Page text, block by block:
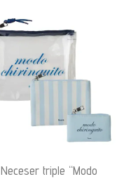
Neceser triple “Modo